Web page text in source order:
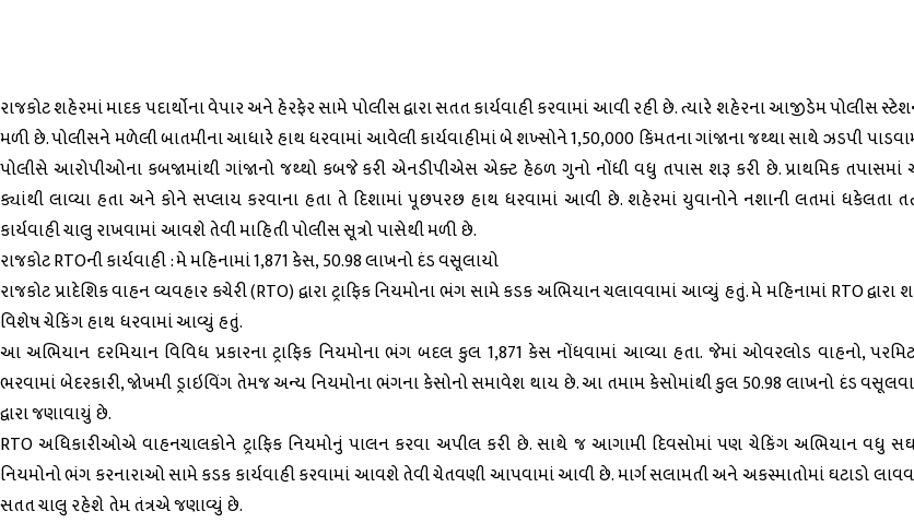
રાજકોટ શહેરમાં માદક પદાર્થોના વેપાર અને હેરફેર સામે પોલીસ દ્વારા સતત કાર્યવાહી કરવામાં આવી રહી છે. ત્યારે શહેરના આજીડેમ પોલીસ
મળી છે. પોલીસને મળેલી બાતમીના આધારે હાથ ધરવામાં આવેલી કાર્યવાહીમાં બે શખ્સોને ₹1,50,000 કિંમતના ગાંજાના જથ્થા સાથે ઝડપી
પોલીસે આરોપીઓના કબજામાંથી ગાંજાનો જથ્થો કબજે કરી એનડીપીએસ એક્ટ હેઠળ ગુનો નોંધી વધુ તપાસ શરૂ કરી છે. પ્રાથમિક
ક્યાંથી લાવ્યા હતા અને કોને સપ્લાય કરવાના હતા તે દિશામાં પૂછપરછ હાથ ધરવામાં આવી છે. શહેરમાં યુવાનોને નશાની લતમાં ધકેલતા
કાર્યવાહી ચાલુ રાખવામાં આવશે તેવી માહિતી પોલીસ સૂત્રો પાસેથી મળી છે.
રાજકોટ RTOની કાર્યવાહી : મે મહિનામાં 1,871 કેસ, ₹50.98 લાખનો દંડ વસૂલાયો
રાજકોટ પ્રાદેશિક વાહન વ્યવહાર કચેરી (RTO) દ્વારા ટ્રાફિક નિયમોના ભંગ સામે કડક અભિયાન ચલાવવામાં આવ્યું હતું. મે મહિનામાં RTO
વિશેષ ચેકિંગ હાથ ધરવામાં આવ્યું હતું.
આ અભિયાન દરમિયાન વિવિધ પ્રકારના ટ્રાફિક નિયમોના ભંગ બદલ કુલ 1,871 કેસ નોંધવામાં આવ્યા હતા. જેમાં ઓવરલોડ વાહનો,
ભરવામાં બેદરકારી, જોખમી ડ્રાઇવિંગ તેમજ અન્ય નિયમોના ભંગના કેસોનો સમાવેશ થાય છે. આ તમામ કેસોમાંથી કુલ ₹50.98 લાખનો દંડ
દ્વારા જણાવાયું છે.
RTO અધિકારીઓએ વાહનચાલકોને ટ્રાફિક નિયમોનું પાલન કરવા અપીલ કરી છે. સાથે જ આગામી દિવસોમાં પણ ચેકિંગ અભિયાન
નિયમોનો ભંગ કરનારાઓ સામે કડક કાર્યવાહી કરવામાં આવશે તેવી ચેતવણી આપવામાં આવી છે. માર્ગ સલામતી અને અકસ્માતોમાં ઘટાડો લાવવા
સતત ચાલુ રહેશે તેમ તંત્રએ જણાવ્યું છે.